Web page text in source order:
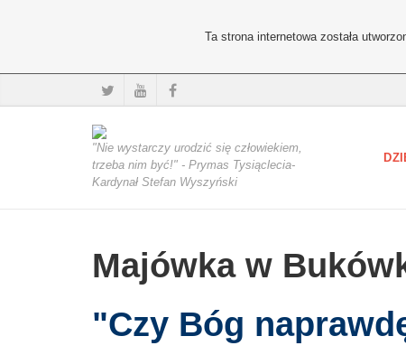
"Nie wystarczy urodzić się człowiekiem,
trzeba nim być!" - Prymas Tysiąclecia-
Kardynał Stefan Wyszyński
Majówka w
"Czy Bóg
Ta strona internetowa została